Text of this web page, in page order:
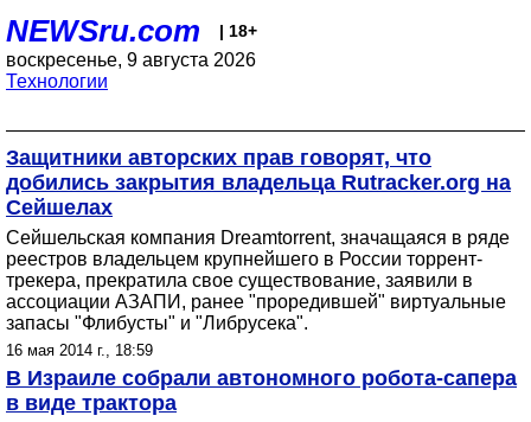
NEWSru.com | 18+
воскресенье, 9 августа 2026
Технологии
Защитники авторских прав говорят, что
добились закрытия владельца Rutracker.org на
Сейшелах
Сейшельская компания Dreamtorrent, значащаяся в ряде
реестров владельцем крупнейшего в России торрент-
трекера, прекратила свое существование, заявили в
ассоциации АЗАПИ, ранее "проредившей" виртуальные
запасы "Флибусты" и "Либрусека".
16 мая 2014 г., 18:59
В Израиле собрали автономного робота-сапера
в виде трактора